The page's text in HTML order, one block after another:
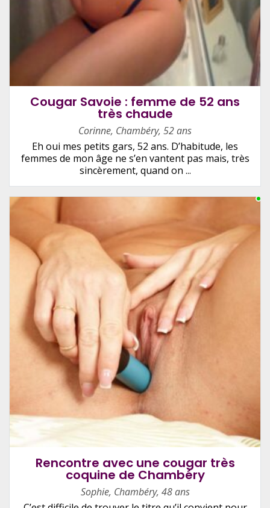
Cougar Savoie : femme de 52 ans
très chaude
Corinne, Chambéry, 52 ans
Eh oui mes petits gars, 52 ans. D’habitude, les
femmes de mon âge ne s’en vantent pas mais, très
sincèrement, quand on ...
Rencontre avec une cougar très
coquine de Chambéry
Sophie, Chambéry, 48 ans